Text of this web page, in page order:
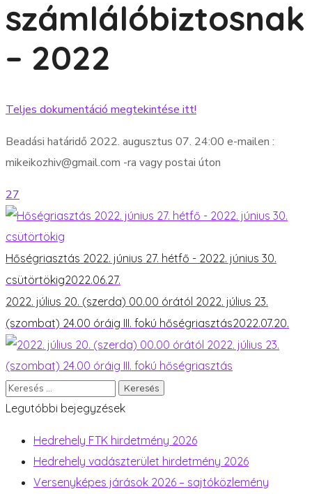
számlálóbiztosnak
– 2022
Teljes dokumentáció megtekintése itt!
Beadási határidő 2022. augusztus 07. 24:00 e-mailen :
mikeikozhiv@gmail.com -ra vagy postai úton
27
Hőségriasztás 2022. június 27. hétfő - 2022. június 30.
csütörtökig2022.06.27.
2022. július 20. (szerda) 00.00 órától 2022. július 23.
(szombat) 24.00 óráig III. fokú hőségriasztás2022.07.20.
Legutóbbi bejegyzések
Hedrehely FTK hirdetmény 2026
Hedrehely vadászterület hirdetmény 2026
Versenyképes járások 2026 – sajtóközlemény